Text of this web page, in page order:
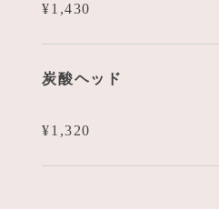
¥1,430
炭酸ヘッド
¥1,320